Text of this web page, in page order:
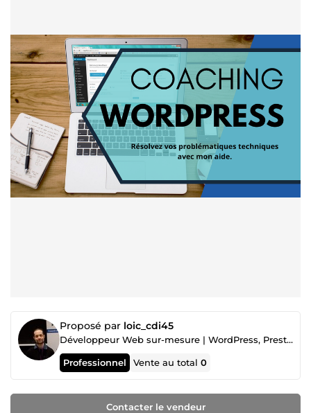
Proposé par loic_cdi45
Développeur Web sur-mesure | WordPress, PrestaShop, Dolibarr, Applications & API
Professionnel Vente au total0
Contacter le vendeur